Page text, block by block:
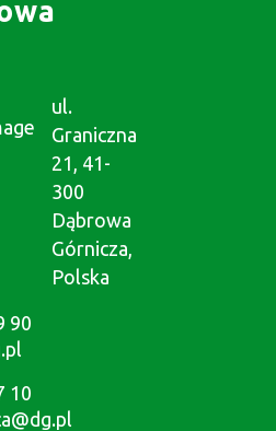
ul.
Graniczna
21, 41-
300
Dąbrowa
Górnicza,
Polska
90
10